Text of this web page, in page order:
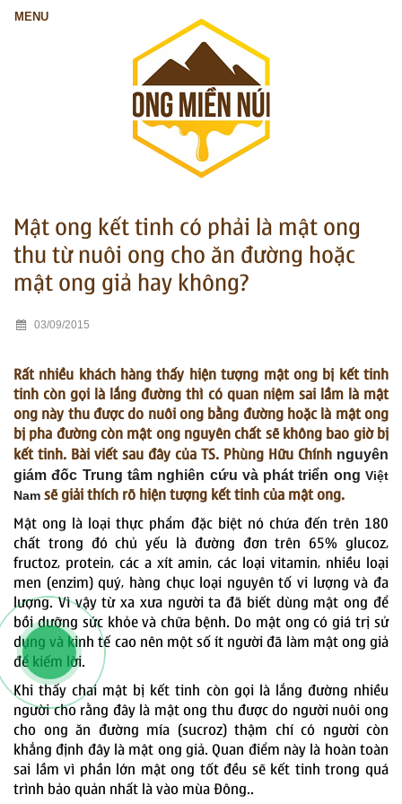
Mật ong kết tinh có phải là mật ong
thu từ nuôi ong cho ăn đường hoặc
mật ong giả hay không?
03/09/2015
Rất nhiều khách hàng thấy hiện tượng mật ong bị kết tinh
tinh còn gọi là lắng đường thì có quan niệm sai lầm là mật
ong này thu được do nuôi ong bằng đường hoặc là mật ong
bị pha đường còn mật ong nguyên chất sẽ không bao giờ bị
kết tinh. Bài viết sau đây của TS. Phùng Hữu Chính nguyên
giám đốc Trung tâm nghiên cứu và phát triển ong Việt
Nam sẽ giải thích rõ hiện tượng kết tinh của mật ong.
Mật ong là loại thực phẩm đặc biệt nó chứa đến trên 180
chất trong đó chủ yếu là đường đơn trên 65% glucoz,
fructoz, protein, các a xít amin, các loại vitamin, nhiều loại
men (enzim) quý, hàng chục loại nguyên tố vi lượng và đa
lượng. Vì vậy từ xa xưa người ta đã biết dùng mật ong để
bồi dưỡng sức khỏe và chữa bệnh. Do mật ong có giá trị sử
dụng và kinh tế cao nên một số ít người đã làm mật ong giả
để kiếm lời.
Khi thấy chai mật bị kết tinh còn gọi là lắng đường nhiều
người cho rằng đây là mật ong thu được do người nuôi ong
cho ong ăn đường mía (sucroz) thậm chí có người còn
khẳng định đây là mật ong giả. Quan điểm này là hoàn toàn
sai lầm vì phần lớn mật ong tốt đều sẽ kết tinh trong quá
trình bảo quản nhất là vào mùa Đông..
0912351178
0912351178